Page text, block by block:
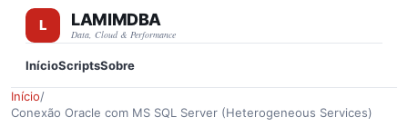
Pular para o conteúdo principal
LAMIMDBA
Data, Cloud & Performance
InícioScriptsSobre
Início/
Conexão Oracle com MS SQL Server (Heterogeneous Services)